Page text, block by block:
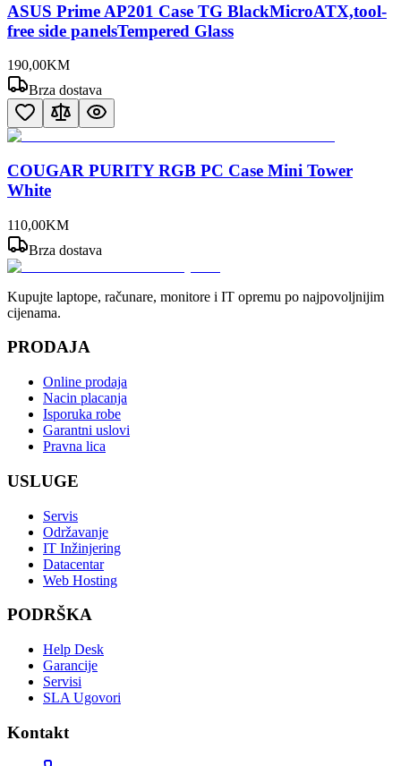
ASUS Prime AP201 Case TG BlackMicroATX,tool-
free side panelsTempered Glass
190,00KM
Brza dostava
COUGAR PURITY RGB PC Case Mini Tower
White
110,00KM
Brza dostava
Kupujte laptope, računare, monitore i IT opremu po najpovoljnijim
cijenama.
PRODAJA
Online prodaja
Nacin placanja
Isporuka robe
Garantni uslovi
Pravna lica
USLUGE
Servis
Održavanje
IT Inžinjering
Datacentar
Web Hosting
PODRŠKA
Help Desk
Garancije
Servisi
SLA Ugovori
Kontakt